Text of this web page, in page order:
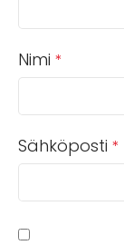
Nimi *
Sähköposti *